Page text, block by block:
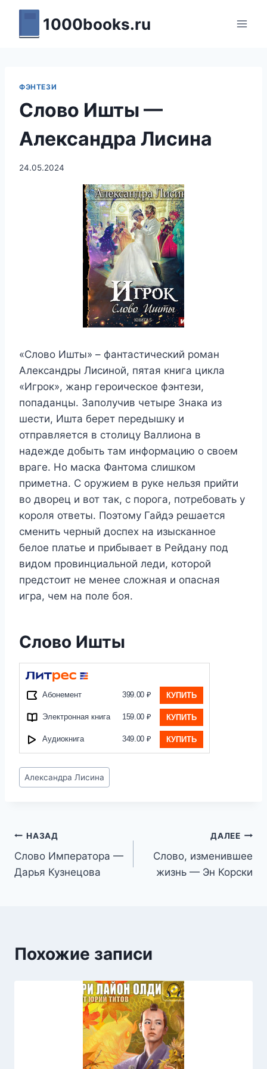
Перейти
содержимому
1000books.ru
ФЭНТЕЗИ
Слово Ишты —
Александра Лисина
24.05.2024
«Слово Ишты» – фантастический роман
Александры Лисиной, пятая книга цикла
«Игрок», жанр героическое фэнтези,
попаданцы. Заполучив четыре Знака из
шести, Ишта берет передышку и
отправляется в столицу Валлиона в
надежде добыть там информацию о своем
враге. Но маска Фантома слишком
приметна. С оружием в руке нельзя прийти
во дворец и вот так, с порога, потребовать у
короля ответы. Поэтому Гайдэ решается
сменить черный доспех на изысканное
белое платье и прибывает в Рейдану под
видом провинциальной леди, которой
предстоит не менее сложная и опасная
игра, чем на поле боя.
Слово Ишты
Абонемент 399.00 ₽ КУПИТЬ
Электронная книга 159.00 ₽ КУПИТЬ
Аудиокнига 349.00 ₽ КУПИТЬ
Метки
записи:
Александра Лисина
Навигация
по
НАЗАД
Слово Императора —
Дарья Кузнецова
ДАЛЕЕ
Слово, изменившее
жизнь — Эн Корски
Похожие записи